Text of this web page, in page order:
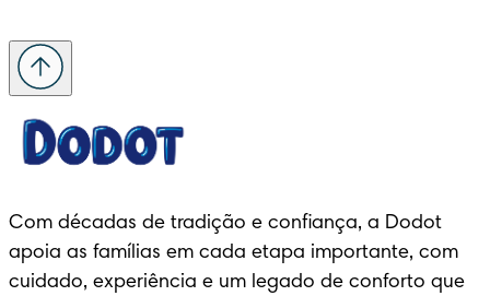
Com décadas de tradição e confiança, a Dodot
apoia as famílias em cada etapa importante, com
cuidado, experiência e um legado de conforto que